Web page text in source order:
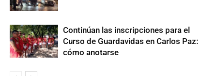
Continúan las inscripciones para el
Curso de Guardavidas en Carlos Paz:
cómo anotarse